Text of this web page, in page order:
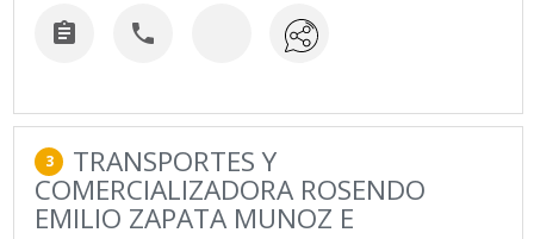
 
3 TRANSPORTES Y
COMERCIALIZADORA ROSENDO
EMILIO ZAPATA MUNOZ E